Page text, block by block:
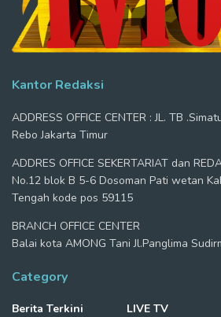
Kantor Redaksi
ADDRESS OFFICE CENTER : JL. TB
Rebo Jakarta Timur
ADDRES OFFICE SEKERTARIAT dan
No.12 blok B 5-6 Dosoman Pati wetan
Tengah kode pos 59115
BRANCH OFFICE CENTER
Balai kota AMONG Tani Jl.Panglima
Category
Berita Terkini
LIVE TV